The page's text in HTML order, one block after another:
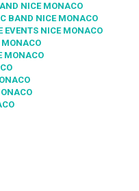
NICE MONACO
BAND NICE MONACO
EVENTS NICE MONACO
MONACO
MONACO